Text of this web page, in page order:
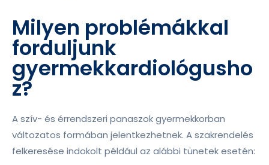
Milyen problémákkal
forduljunk
gyermekkardiológusho
z?
A szív- és érrendszeri panaszok gyermekkorban
változatos formában jelentkezhetnek. A szakrendelés
felkeresése indokolt például az alábbi tünetek esetén: